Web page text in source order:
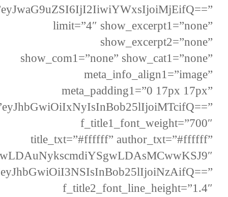
limit=”4″ show_excerpt1=”none”
show_excerpt2=”none”
show_com1=”none” show_cat1=”none”
meta_info_align1=”image”
meta_padding1=”0 17px 17px”
f_title1_font_weight=”700″
title_txt=”#ffffff” author_txt=”#ffffff”
f_title2_font_line_height=”1.4″